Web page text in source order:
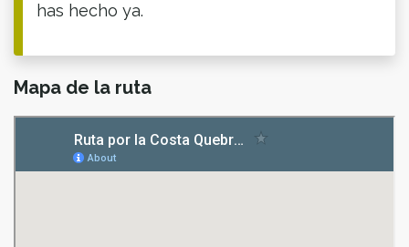
has hecho ya.
Mapa de la ruta